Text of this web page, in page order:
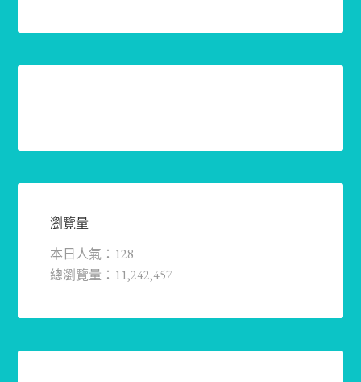
瀏覽量
本日人氣：128
總瀏覽量：11,242,457